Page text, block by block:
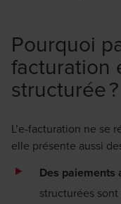
Pourquoi
facturation
structurée ?
L’e-facturation ne se
elle présente aussi
Des paiements
structurées